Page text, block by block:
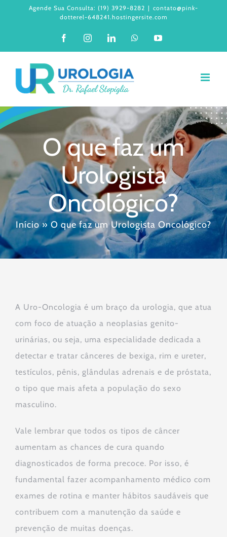
Agende Sua Consulta: (19) 3929-8282 | contato@pink-
dotterel-648241.hostingersite.com
FacebookInstagramLinkedInWhatsAppYouTube
O que faz um
Urologista
Oncológico?
Início» O que faz um Urologista Oncológico?
A Uro-Oncologia é um braço da urologia, que atua
com foco de atuação a neoplasias genito-
urinárias, ou seja, uma especialidade dedicada a
detectar e tratar cânceres de bexiga, rim e ureter,
testículos, pênis, glândulas adrenais e de próstata,
o tipo que mais afeta a população do sexo
masculino.
Vale lembrar que todos os tipos de câncer
aumentam as chances de cura quando
diagnosticados de forma precoce. Por isso, é
fundamental fazer acompanhamento médico com
exames de rotina e manter hábitos saudáveis que
contribuem com a manutenção da saúde e
prevenção de muitas doenças.